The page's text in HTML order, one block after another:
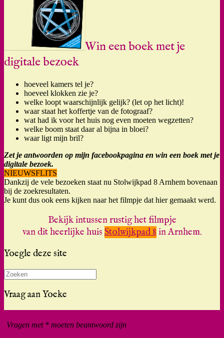
Win een boek met je
digitale bezoek
hoeveel kamers tel je?
hoeveel klokken zie je?
welke loopt waarschijnlijk gelijk? (let op het licht)!
waar staat het koffertje van de fotograaf?
wat had ik voor het huis nog even moeten wegzetten?
welke boom staat daar al bijna in bloei?
waar ligt mijn bril?
Zet je antwoorden op mijn facebookpagina en win een boek met je
digitale bezoek.
NIEUWSFLITS
Dankzij de vele bezoeken staat nu Stolwijkpad 8 Arnhem bovenaan
bij de zoekresultaten.
Je kunt dus ook eens kijken naar het filmpje dat hier gemaakt werd.
Bekijk intussen rustig het filmpje
van dit heerlijke huisStolwijkpad 8in Arnhem.
Yoegle deze site
Zoeken
naar:
Vraag aan Yoeke
Vragen met * moeten beantwoord zijn